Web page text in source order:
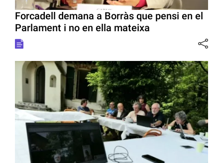
Forcadell demana a Borràs que pensi en el
Parlament i no en ella mateixa